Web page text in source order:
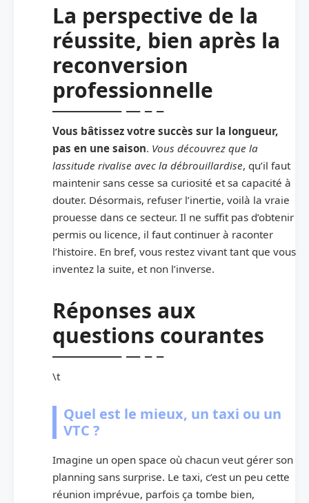
La perspective de la
réussite, bien après la
reconversion
professionnelle
Vous bâtissez votre succès sur la longueur,
pas en une saison. Vous découvrez que la
lassitude rivalise avec la débrouillardise, qu’il faut
maintenir sans cesse sa curiosité et sa capacité à
douter. Désormais, refuser l’inertie, voilà la vraie
prouesse dans ce secteur. Il ne suffit pas d’obtenir
permis ou licence, il faut continuer à raconter
l’histoire. En bref, vous restez vivant tant que vous
inventez la suite, et non l’inverse.
Réponses aux
questions courantes
\t
Quel est le mieux, un taxi ou un
VTC ?
Imagine un open space où chacun veut gérer son
planning sans surprise. Le taxi, c’est un peu cette
réunion imprévue, parfois ça tombe bien,